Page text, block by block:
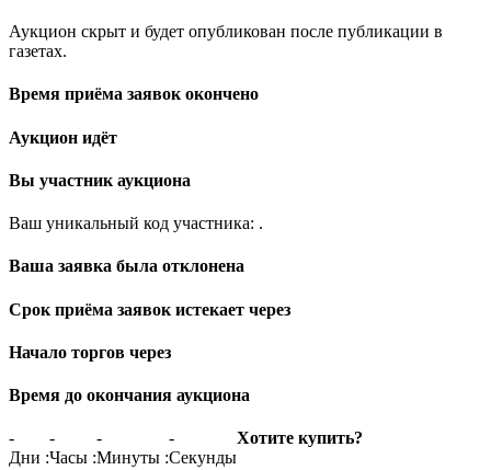
Аукцион скрыт и будет опубликован после публикации в
газетах.
Время приёма заявок окончено
Аукцион идёт
Вы участник аукциона
Ваш уникальный код участника: .
Ваша заявка была отклонена
Срок приёма заявок истекает через
Начало торгов через
Время до окончания аукциона
-
Дни :
-
Часы :
-
Минуты :
-
Секунды
Хотите купить?